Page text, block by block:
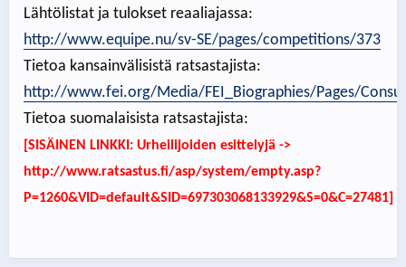
Lähtölistat ja tulokset reaaliajassa:
http://www.equipe.nu/sv-SE/pages/competitions/373
Tietoa kansainvälisistä ratsastajista:
http://www.fei.org/Media/FEI_Biographies/Pages/
Tietoa suomalaisista ratsastajista:
[SISÄINEN LINKKI: Urheilijoiden esittelyjä ->
http://www.ratsastus.fi/asp/system/empty.asp?
P=1260&VID=default&SID=697303068133929&S=0&C=27481]